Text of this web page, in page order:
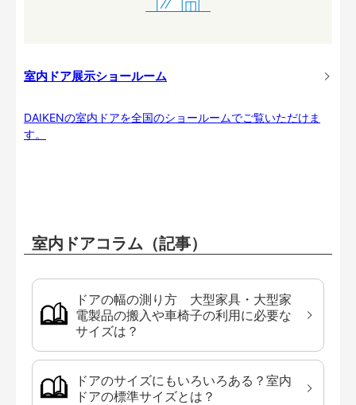
室内ドア展示ショールーム
DAIKENの室内ドアを全国のショールームでご覧いただけま
す。
室内ドアコラム（記事）
ドアの幅の測り方 大型家具・大型家
電製品の搬入や車椅子の利用に必要な
サイズは？
ドアのサイズにもいろいろある？室内
ドアの標準サイズとは？